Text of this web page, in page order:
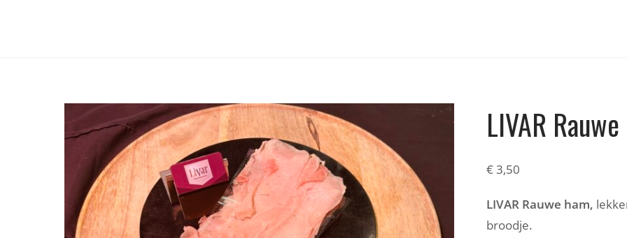
LIVAR
€3,50
LIVAR Rauwe ham,
broodje.